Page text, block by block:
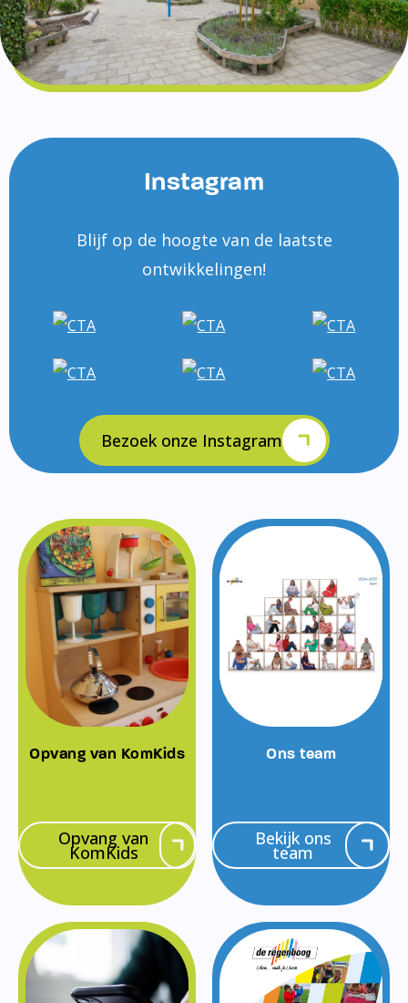
Instagram
Blijf op de hoogte van de laatste
ontwikkelingen!
Bezoek onze Instagram
Opvang van KomKids
Opvang van
KomKids
Ons team
Bekijk ons
team